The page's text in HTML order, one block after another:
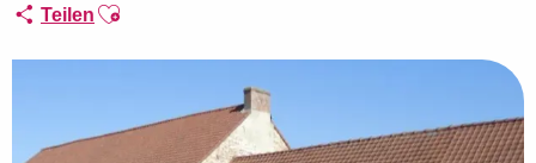
Teilen Ajouter aux favoris